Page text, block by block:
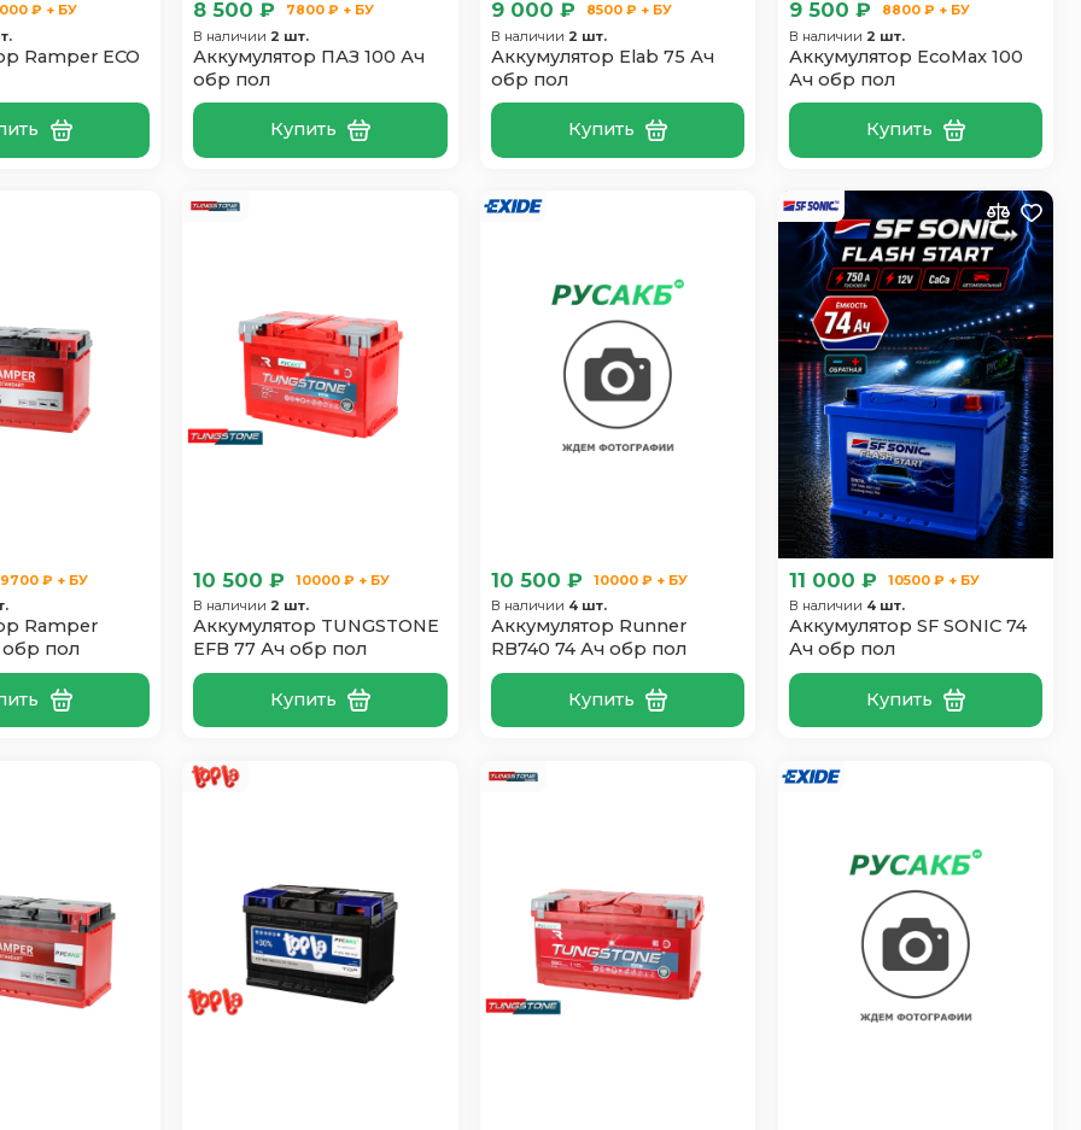
₽ + БУ
Ramper ECO
8 500 ₽
7800 ₽ + БУ
В наличии 2 шт.
Аккумулятор ПАЗ 100 Ач
обр пол
Купить
9 000 ₽
8500 ₽ + БУ
В наличии 2 шт.
Аккумулятор Elab 75 Ач
обр пол
Купить
9 500 ₽
8800 ₽ + БУ
В наличии 2 шт.
Аккумулятор EcoMax 100
Ач обр пол
Купить
9700 ₽ + БУ
Ramper
обр пол
10 500 ₽
10000 ₽ + БУ
В наличии 2 шт.
Аккумулятор TUNGSTONE
EFB 77 Ач обр пол
Купить
10 500 ₽
10000 ₽ + БУ
В наличии 4 шт.
Аккумулятор Runner
RB740 74 Ач обр пол
Купить
11 000 ₽
10500 ₽ + БУ
В наличии 4 шт.
Аккумулятор SF SONIC 74
Ач обр пол
Купить